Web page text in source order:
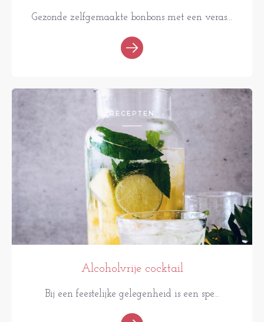
Gezonde zelfgemaakte bonbons met een veras...
RECEPTEN
Alcoholvrije cocktail
Bij een feestelijke gelegenheid is een spe...